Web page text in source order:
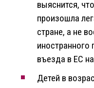
выяснится,
произошла
стране, а не
въезда в ЕС
Детей в